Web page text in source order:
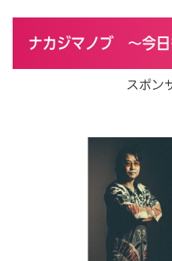
ナカジマノブ ～今日
スポン